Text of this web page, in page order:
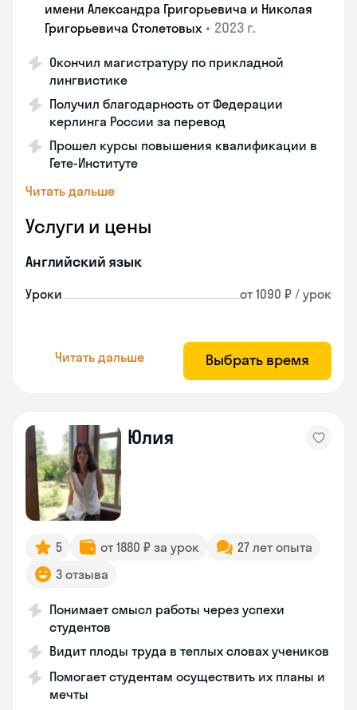
имени Александра Григорьевича и Николая
Григорьевича Столетовых • 2023 г.
Окончил магистратуру по прикладной
лингвистике
Получил благодарность от Федерации
керлинга России за перевод
Прошел курсы повышения квалификации в
Гете-Институте
Читать дальше
Услуги и цены
Английский язык
Уроки от 1090 ₽ / урок
Читать дальше Выбрать время
Юлия
5 от 1880 ₽ за урок
27 лет опыта
3 отзыва
Понимает смысл работы через успехи
студентов
Видит плоды труда в теплых словах учеников
Помогает студентам осуществить их планы и
мечты